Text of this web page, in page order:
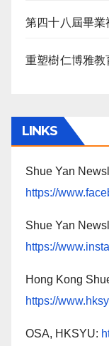
第四十八屆畢業
重塑樹仁博雅教
LINKS
Shue Yan
https://
Shue Yan
https://
Hong Kong
https://
OSA, HKSYU: